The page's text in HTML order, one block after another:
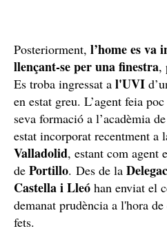
Posteriorment, l’home es va
llençant-se per una finestra,
Es troba ingressat a l'UVI
en estat greu. L’agent feia
seva formació a l’acadèmia
estat incorporat recentment a
Valladolid, estant com agent
de Portillo. Des de la
Castella i Lleó han enviat el
demanat prudència a l'hora
fets.